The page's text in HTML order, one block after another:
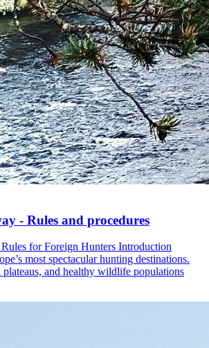
- Rules and procedures
for Foreign Hunters Introduction
most spectacular hunting destinations.
plateaus, and healthy wildlife populations